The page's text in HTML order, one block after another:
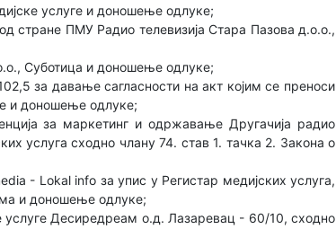
услуге и доношење одлуке;
стране ПМУ Радио телевизија Стара Пазова д.о.о.,
Суботица и доношење одлуке;
за давање сагласности на акт којим се преноси
и доношење одлуке;
за маркетинг и одржавање Другачија радио
услуга сходно члану 74. став 1. тачка 2. Закона о
- Lokal info за упис у Регистар медијских услуга,
и доношење одлуке;
Десиредреам о.д. Лазаревац - 60/10, сходно